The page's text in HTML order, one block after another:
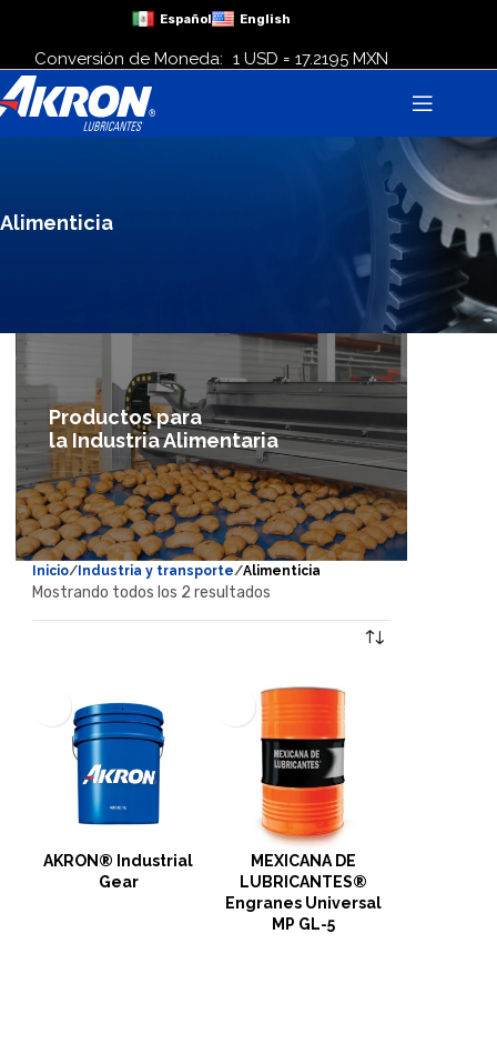
Conversión de Moneda: 1 USD = 17.2195 MXN
Español English
Alimenticia
Productos para
la Industria Alimentaria
Inicio Industria y transporte Alimenticia
Mostrando todos los 2 resultados
AKRON® Industrial
Gear
MEXICANA DE
LUBRICANTES®
Engranes Universal
MP GL-5